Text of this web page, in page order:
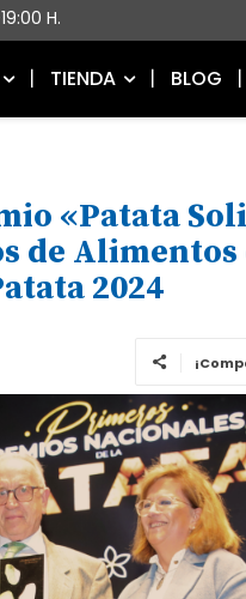
H.
TIENDA BLOG
«Patata
de
2024